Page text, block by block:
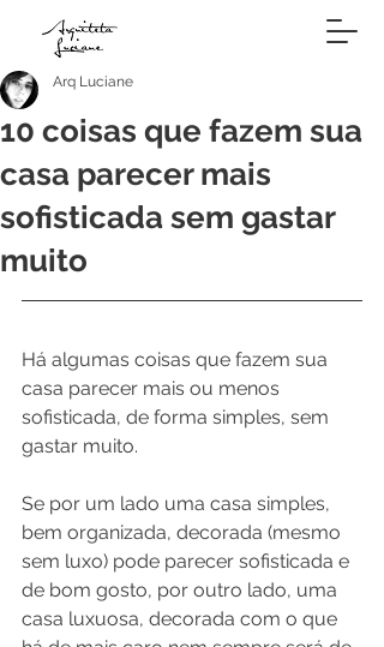
10 coisas que fazem sua
casa parecer mais
sofisticada sem gastar
muito
Arq Luciane
Há algumas coisas que fazem sua
casa parecer mais ou menos
sofisticada, de forma simples, sem
gastar muito.
Se por um lado uma casa simples,
bem organizada, decorada (mesmo
sem luxo) pode parecer sofisticada e
de bom gosto, por outro lado, uma
casa luxuosa, decorada com o que